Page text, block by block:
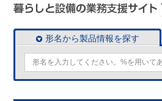
形名から製品情報を探す